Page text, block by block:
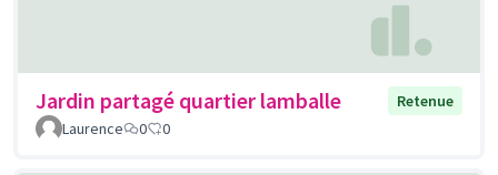
Jardin partagé quartier lamballe
Retenue
Laurence
0 0